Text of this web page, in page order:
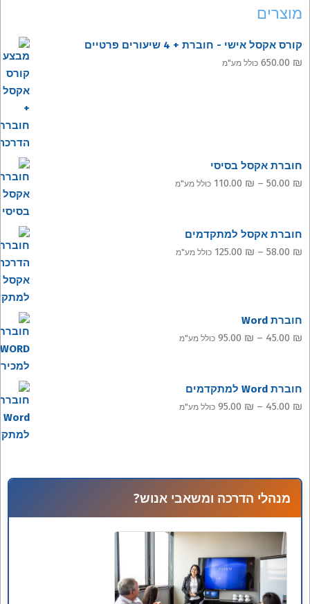
מוצרים
קורס אקסל אישי - חוברת + 4 שיעורים פרטיים
650.00 ₪ כולל מע"מ
חוברת אקסל בסיסי
50.00 ₪
–
110.00 ₪
טווח
עד
כולל מע"מ
חוברת אקסל למתקדמים
58.00 ₪
–
125.00 ₪
טווח
כולל מע"מ
חוברת Word
45.00 ₪
–
95.00 ₪
טווח
עד
כולל מע"מ
חוברת Word למתקדמים
45.00 ₪
–
95.00 ₪
טווח
כולל מע"מ
מנהלי הדרכה ומשאבי אנוש?